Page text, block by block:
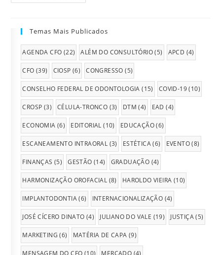
Temas Mais Publicados
AGENDA CFO (22) ALÉM DO CONSULTÓRIO(5) APCD (4)
CFO (39) CIOSP (6) CONGRESSO (5)
CONSELHO FEDERAL DE ODONTOLOGIA (15) COVID-19(10)
CROSP (3) CÉLULA-TRONCO (3) DTM (4) EAD (4)
ECONOMIA (6) EDITORIAL (10) EDUCAÇÃO(6)
ESCANEAMENTO INTRAORAL (3) ESTÉTICA(6) EVENTO(8)
FINANÇAS (5) GESTÃO (14) GRADUAÇÃO (4)
HARMONIZAÇÃO OROFACIAL (8) HAROLDO VIEIRA (10)
IMPLANTODONTIA(6) INTERNACIONALIZAÇÃO (4)
JOSÉ CÍCERO DINATO (4) JULIANO DO VALE (19) JUSTIÇA(5)
MARKETING (6) MATÉRIA DE CAPA (9)
MENSAGEM DO CFO (10) MERCADO (4)